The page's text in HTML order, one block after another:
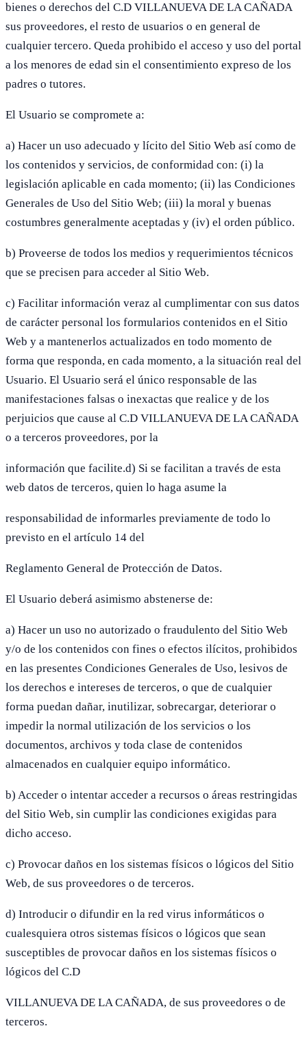
bienes o derechos del C.D VILLANUEVA DE LA CAÑADA
sus proveedores, el resto de usuarios o en general de
cualquier tercero. Queda prohibido el acceso y uso del portal
a los menores de edad sin el consentimiento expreso de los
padres o tutores.
El Usuario se compromete a:
a) Hacer un uso adecuado y lícito del Sitio Web así como de
los contenidos y servicios, de conformidad con: (i) la
legislación aplicable en cada momento; (ii) las Condiciones
Generales de Uso del Sitio Web; (iii) la moral y buenas
costumbres generalmente aceptadas y (iv) el orden público.
b) Proveerse de todos los medios y requerimientos técnicos
que se precisen para acceder al Sitio Web.
c) Facilitar información veraz al cumplimentar con sus datos
de carácter personal los formularios contenidos en el Sitio
Web y a mantenerlos actualizados en todo momento de
forma que responda, en cada momento, a la situación real del
Usuario. El Usuario será el único responsable de las
manifestaciones falsas o inexactas que realice y de los
perjuicios que cause al C.D VILLANUEVA DE LA CAÑADA
o a terceros proveedores, por la
información que facilite.d) Si se facilitan a través de esta
web datos de terceros, quien lo haga asume la
responsabilidad de informarles previamente de todo lo
previsto en el artículo 14 del
Reglamento General de Protección de Datos.
El Usuario deberá asimismo abstenerse de:
a) Hacer un uso no autorizado o fraudulento del Sitio Web
y/o de los contenidos con fines o efectos ilícitos, prohibidos
en las presentes Condiciones Generales de Uso, lesivos de
los derechos e intereses de terceros, o que de cualquier
forma puedan dañar, inutilizar, sobrecargar, deteriorar o
impedir la normal utilización de los servicios o los
documentos, archivos y toda clase de contenidos
almacenados en cualquier equipo informático.
b) Acceder o intentar acceder a recursos o áreas restringidas
del Sitio Web, sin cumplir las condiciones exigidas para
dicho acceso.
c) Provocar daños en los sistemas físicos o lógicos del Sitio
Web, de sus proveedores o de terceros.
d) Introducir o difundir en la red virus informáticos o
cualesquiera otros sistemas físicos o lógicos que sean
susceptibles de provocar daños en los sistemas físicos o
lógicos del C.D
VILLANUEVA DE LA CAÑADA, de sus proveedores o de
terceros.